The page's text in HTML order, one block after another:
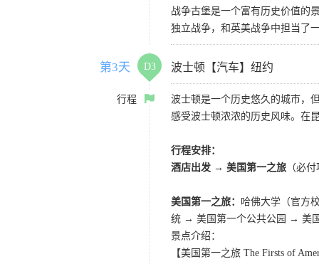
战争古堡是一个富有历史价值的
独立战争，和英美战争中担当了
第3天 D3 波士顿【汽车】纽约
行程
波士顿是一个历史悠久的城市，
感受波士顿浓浓的历史风味。在
行程安排：
酒店出发 → 美国第一之旅 （必
美国第一之旅： 哈佛大学（官方
统 → 美国第一个公共公园 → 美
景点介绍：
【美国第一之旅 The Firsts of